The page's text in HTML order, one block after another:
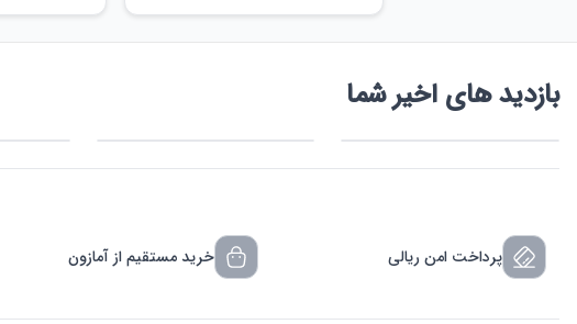
بازدید های اخیر شما
پرداخت امن ریالی خرید مستقیم از آمازون